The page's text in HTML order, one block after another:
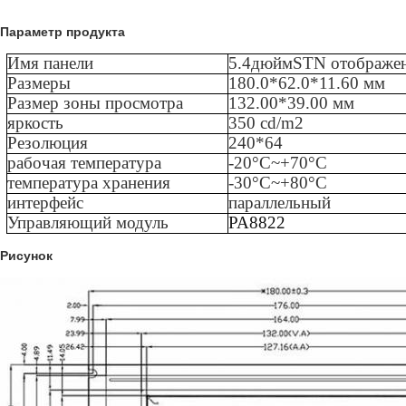
Параметр продукта
Имя панели 5.4дюймSTN
Размеры
180.0*62.0*11.60 мм
Размер зоны просмотра
132.00*39.00 мм
яркость
350 cd/m2
Резолюция
240*64
рабочая температура
-20°C~+70°C
температура хранения
-30°C~+80°C
интерфейс
параллельный
Управляющий модуль
РА8822
Рисунок